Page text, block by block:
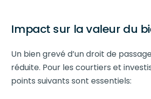
Impact sur la valeur du
Un bien grevé d’un droit de
réduite. Pour les courtiers et
points suivants sont essentiels: